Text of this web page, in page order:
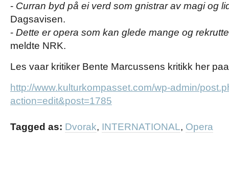
- Curran byd på ei verd som gnistrar av magi og
Dagsavisen.
- Dette er opera som kan glede mange og
meldte NRK.
Les vaar kritiker Bente Marcussens kritikk her
http://www.kulturkompasset.com/wp-admin/
action=edit&post=1785
Tagged as: Dvorak, INTERNATIONAL, Opera